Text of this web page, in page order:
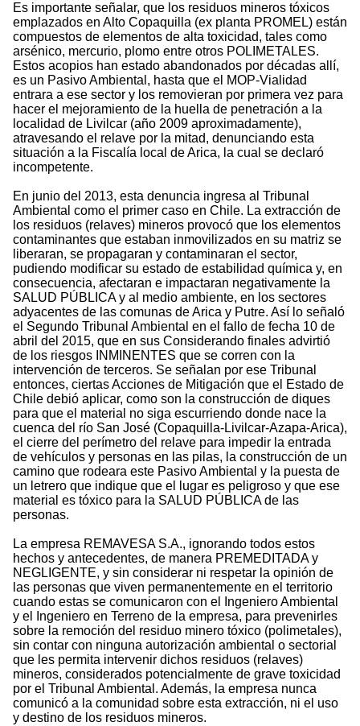
Es importante señalar, que los residuos mineros tóxicos
emplazados en Alto Copaquilla (ex planta PROMEL) están
compuestos de elementos de alta toxicidad, tales como
arsénico, mercurio, plomo entre otros POLIMETALES.
Estos acopios han estado abandonados por décadas allí,
es un Pasivo Ambiental, hasta que el MOP-Vialidad
entrara a ese sector y los removieran por primera vez para
hacer el mejoramiento de la huella de penetración a la
localidad de Livilcar (año 2009 aproximadamente),
atravesando el relave por la mitad, denunciando esta
situación a la Fiscalía local de Arica, la cual se declaró
incompetente.
En junio del 2013, esta denuncia ingresa al Tribunal
Ambiental como el primer caso en Chile. La extracción de
los residuos (relaves) mineros provocó que los elementos
contaminantes que estaban inmovilizados en su matriz se
liberaran, se propagaran y contaminaran el sector,
pudiendo modificar su estado de estabilidad química y, en
consecuencia, afectaran e impactaran negativamente la
SALUD PÚBLICA y al medio ambiente, en los sectores
adyacentes de las comunas de Arica y Putre. Así lo señaló
el Segundo Tribunal Ambiental en el fallo de fecha 10 de
abril del 2015, que en sus Considerando finales advirtió
de los riesgos INMINENTES que se corren con la
intervención de terceros. Se señalan por ese Tribunal
entonces, ciertas Acciones de Mitigación que el Estado de
Chile debió aplicar, como son la construcción de diques
para que el material no siga escurriendo donde nace la
cuenca del río San José (Copaquilla-Livilcar-Azapa-Arica),
el cierre del perímetro del relave para impedir la entrada
de vehículos y personas en las pilas, la construcción de un
camino que rodeara este Pasivo Ambiental y la puesta de
un letrero que indique que el lugar es peligroso y que ese
material es tóxico para la SALUD PÚBLICA de las
personas.
La empresa REMAVESA S.A., ignorando todos estos
hechos y antecedentes, de manera PREMEDITADA y
NEGLIGENTE, y sin considerar ni respetar la opinión de
las personas que viven permanentemente en el territorio
cuando estas se comunicaron con el Ingeniero Ambiental
y el Ingeniero en Terreno de la empresa, para prevenirles
sobre la remoción del residuo minero tóxico (polimetales),
sin contar con ninguna autorización ambiental o sectorial
que les permita intervenir dichos residuos (relaves)
mineros, considerados potencialmente de grave toxicidad
por el Tribunal Ambiental. Además, la empresa nunca
comunicó a la comunidad sobre esta extracción, ni el uso
y destino de los residuos mineros.